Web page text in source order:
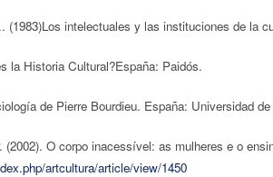
(1983)Los intelectuales y las instituciones de la
la Historia Cultural?España: Paidós.
de Pierre Bourdieu. España: Universidad
O corpo inacessível: as mulheres e o
artcultura/article/view/1450